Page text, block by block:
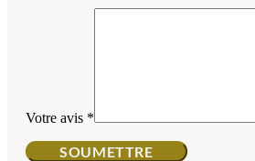
Votre avis *